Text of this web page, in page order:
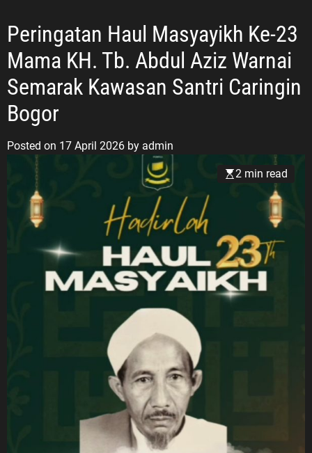
Peringatan Haul Masyayikh Ke-23
Mama KH. Tb. Abdul Aziz Warnai
Semarak Kawasan Santri Caringin
Bogor
Posted on 17 April 2026 by admin
2 min read